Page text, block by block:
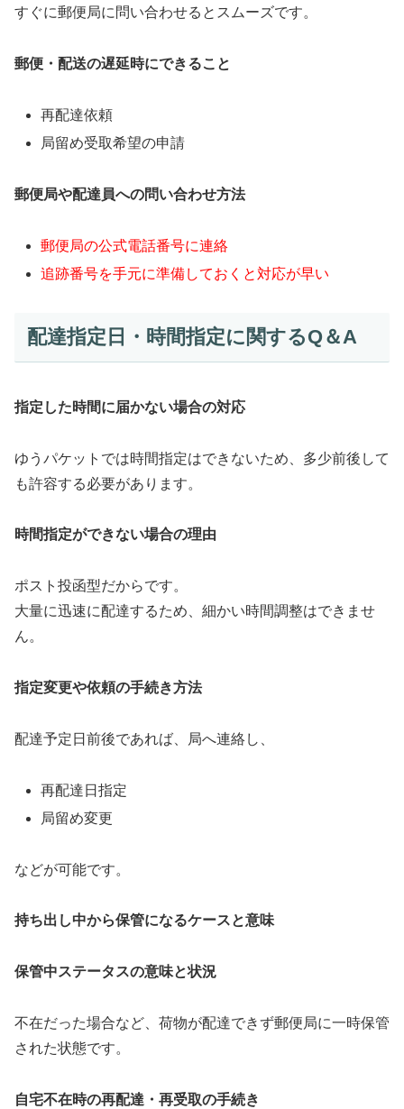
すぐに郵便局に問い合わせるとスムーズです。
郵便・配送の遅延時にできること
再配達依頼
局留め受取希望の申請
郵便局や配達員への問い合わせ方法
郵便局の公式電話番号に連絡
追跡番号を手元に準備しておくと対応が早い
配達指定日・時間指定に関するQ＆A
指定した時間に届かない場合の対応
ゆうパケットでは時間指定はできないため、多少前後して
も許容する必要があります。
時間指定ができない場合の理由
ポスト投函型だからです。
大量に迅速に配達するため、細かい時間調整はできませ
ん。
指定変更や依頼の手続き方法
配達予定日前後であれば、局へ連絡し、
再配達日指定
局留め変更
などが可能です。
持ち出し中から保管になるケースと意味
保管中ステータスの意味と状況
不在だった場合など、荷物が配達できず郵便局に一時保管
された状態です。
自宅不在時の再配達・再受取の手続き